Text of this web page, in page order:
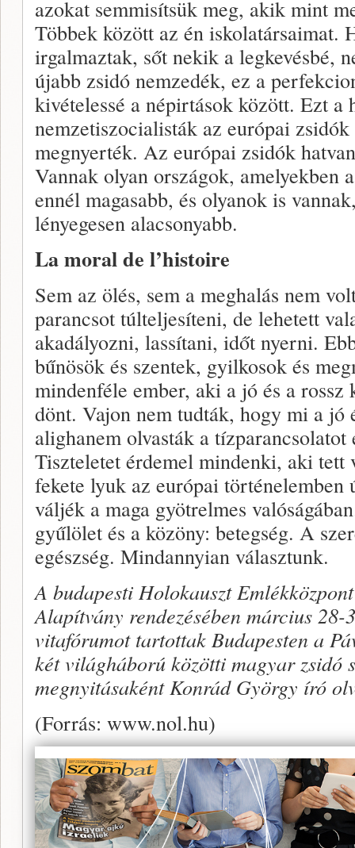
azokat semmisítsük meg, akik mint
Többek között az én iskolatársaimat.
irgalmaztak, sőt nekik a legkevésbé,
újabb zsidó nemzedék, ez a
kivételessé a népirtások között. Ezt a
nemzetiszocialisták az európai
megnyerték. Az európai zsidók
Vannak olyan országok, amelyekben
ennél magasabb, és olyanok is
lényegesen alacsonyabb.
La moral de l’histoire
Sem az ölés, sem a meghalás nem
parancsot túlteljesíteni, de lehetett
akadályozni, lassítani, időt nyerni.
bűnösök és szentek, gyilkosok és
mindenféle ember, aki a jó és a
dönt. Vajon nem tudták, hogy mi a jó
alighanem olvasták a tízparancsolatot
Tiszteletet érdemel mindenki, aki tett
fekete lyuk az európai történelemben
váljék a maga gyötrelmes
gyűlölet és a közöny: betegség. A
egészség. Mindannyian választunk.
A budapesti Holokauszt
Alapítvány rendezésében március 28-
vitafórumot tartottak Budapesten a
két világháború közötti magyar zsidó
megnyitásaként Konrád György író
(Forrás: www.nol.hu)